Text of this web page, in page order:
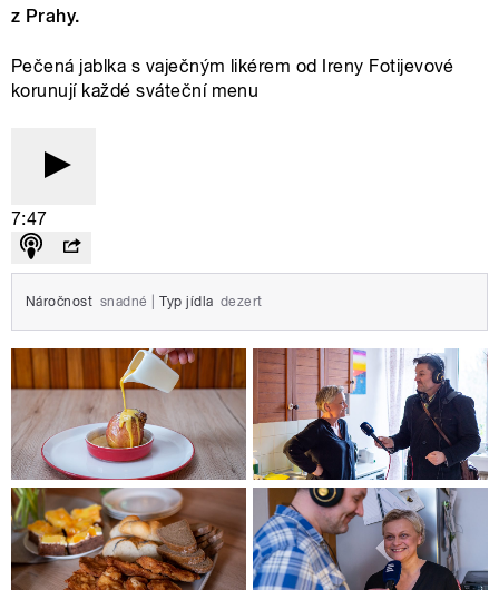
z Prahy.
Pečená jablka s vaječným likérem od Ireny Fotijevové
korunují každé sváteční menu
7:47
Náročnost snadné Typ jídla dezert